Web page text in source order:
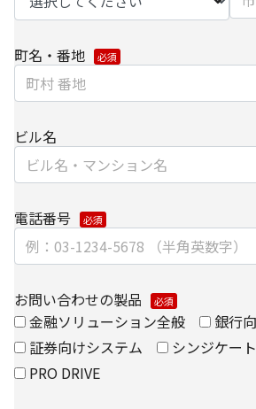
・個人のお客さまのお手続き方法
【安全対策に関して】
このページは通信途上における第三者の
SSL（Secure Sockets Layer）による個
【個人情報保護管理者】
キヤノンITソリューションズ株式会社
【お問い合わせ先】
キヤノンITソリューションズ株式会社
コーポレートマーケティング部
TEL 03-6701-3440
個人情報の取扱全般に関する当社の考え
ノンITソリューションズ株式会社の個人
町名・番地
ビル名
電話番号
お問い合わせの製品
金融ソリューション全般
銀行
証券向けシステム
シンジケー
PRO DRIVE